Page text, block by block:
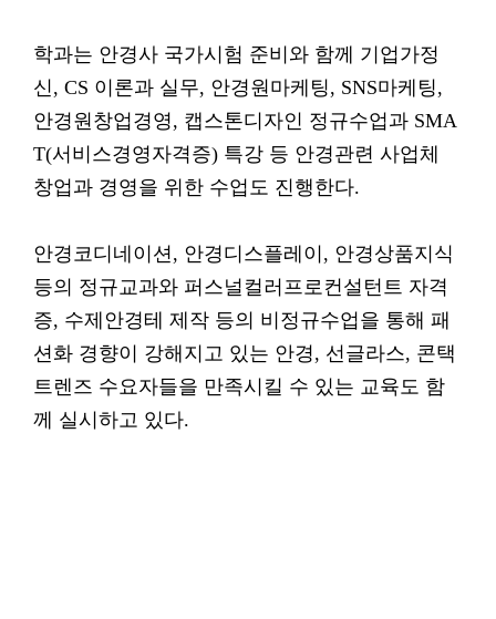
학과는 안경사 국가시험 준비와 함께 기업가정
신, CS 이론과 실무, 안경원마케팅, SNS마케팅,
안경원창업경영, 캡스톤디자인 정규수업과 SMA
T(서비스경영자격증) 특강 등 안경관련 사업체
창업과 경영을 위한 수업도 진행한다.
안경코디네이션, 안경디스플레이, 안경상품지식
등의 정규교과와 퍼스널컬러프로컨설턴트 자격
증, 수제안경테 제작 등의 비정규수업을 통해 패
션화 경향이 강해지고 있는 안경, 선글라스, 콘택
트렌즈 수요자들을 만족시킬 수 있는 교육도 함
께 실시하고 있다.